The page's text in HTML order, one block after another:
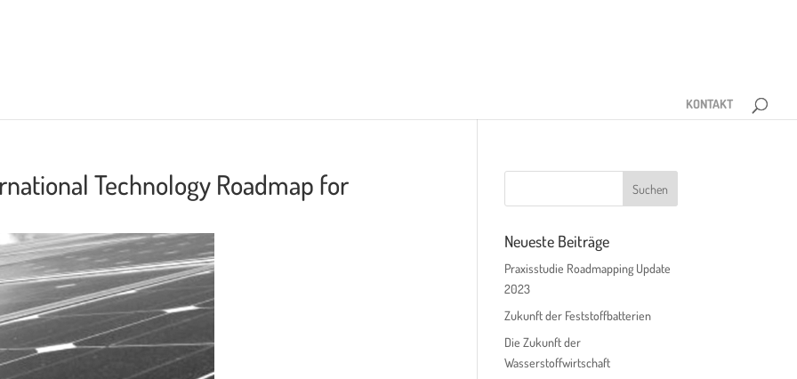
KONTAKT
Technology Roadmap for
Neueste Beiträge
Praxisstudie Roadmapping Update
2023
Zukunft der Feststoffbatterien
Die Zukunft der
Wasserstoffwirtschaft